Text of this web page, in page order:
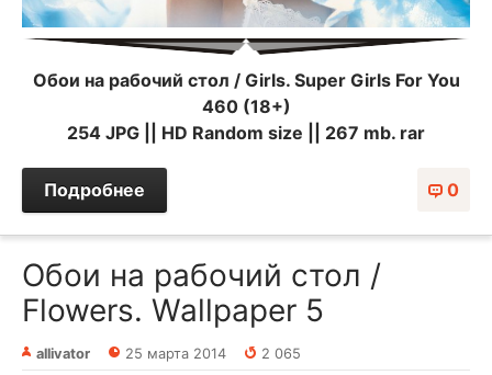
Обои на рабочий стол / Girls. Super Girls For You
460 (18+)
254 JPG || HD Random size || 267 mb. rar
0
Подробнее
Обои на рабочий стол /
Flowers. Wallpaper 5
allivator 25 марта 2014
2 065